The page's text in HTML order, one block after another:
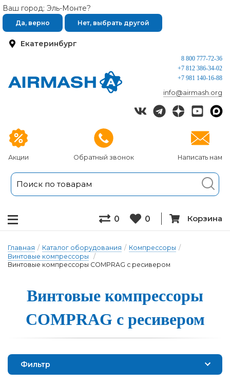
Екатеринбург
Ваш город: Эль-Монте?
Да, верно Нет, выбрать другой
Акции Обратный звонок Написать нам
8 800 777-72-36
+7 812 386-34-02
+7 981 140-16-88
info@airmash.org
0 0 Корзина
Главная / Каталог оборудования / Компрессоры /
Винтовые компрессоры
/
Винтовые компрессоры COMPRAG с ресивером
Винтовые ком­прес­со­ры
COMPRAG с ре­си­ве­ром
Фильтр